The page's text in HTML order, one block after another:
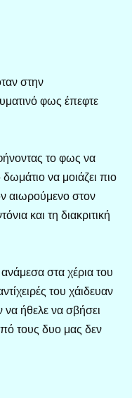
στην
φως έπεφτε
το φως να
να μοιάζει πιο
αιωρούμενο στον
και τη διακριτική
στα χέρια του
του χάιδευαν
ήθελε να σβήσει
τους δυο μας δεν